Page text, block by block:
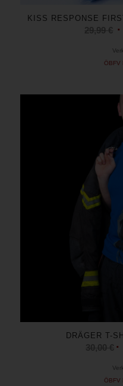
KISS RESPONSE
ÖBFV
DRÄGER T-
ÖBFV